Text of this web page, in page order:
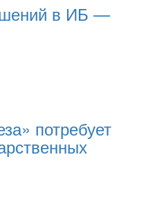
в ИБ —
потребует